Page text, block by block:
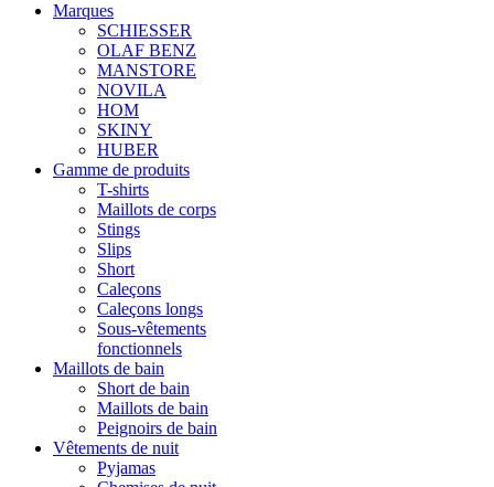
Marques
SCHIESSER
OLAF BENZ
MANSTORE
NOVILA
HOM
SKINY
HUBER
Gamme de produits
T-shirts
Maillots de corps
Stings
Slips
Short
Caleçons
Caleçons longs
Sous-vêtements
fonctionnels
Maillots de bain
Short de bain
Maillots de bain
Peignoirs de bain
Vêtements de nuit
Pyjamas